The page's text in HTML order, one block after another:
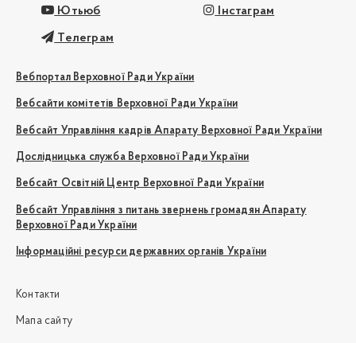
Ютьюб Інстаграм
Телеграм
Вебпортал Верховної Ради України
Вебсайти комітетів Верховної Ради України
Вебсайт Управління кадрів Апарату Верховної Ради України
Дослідницька служба Верховної Ради України
Вебсайт Освітній Центр Верховної Ради України
Вебсайт Управління з питань звернень громадян Апарату
Верховної Ради України
Інформаційні ресурси державних органів України
Контакти
Мапа сайту